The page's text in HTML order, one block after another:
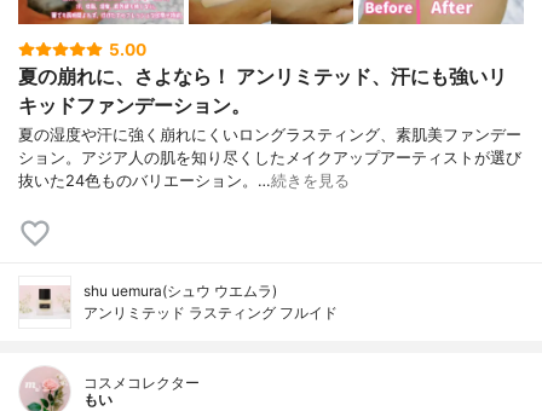
5.00
夏の崩れに、さよなら！ アンリミテッド、汗にも強いリ
キッドファンデーション。
夏の湿度や汗に強く崩れにくいロングラスティング、素肌美ファンデー
ション。アジア人の肌を知り尽くしたメイクアップアーティストが選び
抜いた24色ものバリエーション。…続きを見る
shu uemura(シュウ ウエムラ)
アンリミテッド ラスティング フルイド
コスメコレクター
もい